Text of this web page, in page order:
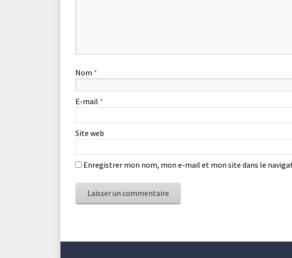
Nom *
E-mail *
Site web
Enregistrer mon nom, mon e-mail et mon site dans le